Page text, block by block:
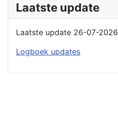
Laatste update
Laatste update 26-07-2026
Logboek updates